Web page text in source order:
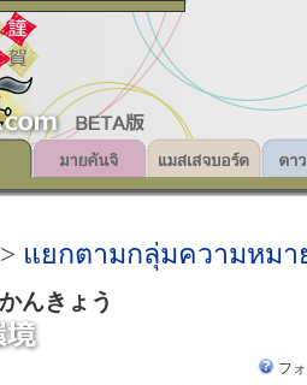
> แยกตามกลุ่มความหมา
んきょう
フ